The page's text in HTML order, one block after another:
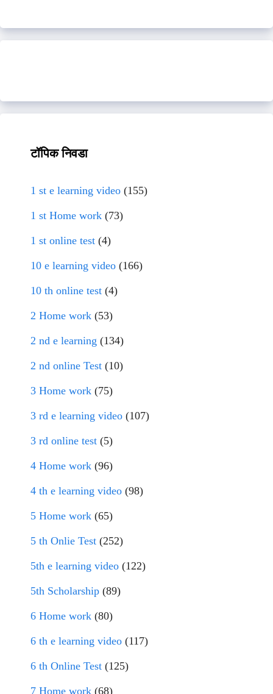
टॉपिक निवडा
1 st e learning video (155)
1 st Home work (73)
1 st online test (4)
10 e learning video (166)
10 th online test (4)
2 Home work (53)
2 nd e learning (134)
2 nd online Test (10)
3 Home work (75)
3 rd e learning video (107)
3 rd online test (5)
4 Home work (96)
4 th e learning video (98)
5 Home work (65)
5 th Onlie Test (252)
5th e learning video (122)
5th Scholarship (89)
6 Home work (80)
6 th e learning video (117)
6 th Online Test (125)
7 Home work (68)